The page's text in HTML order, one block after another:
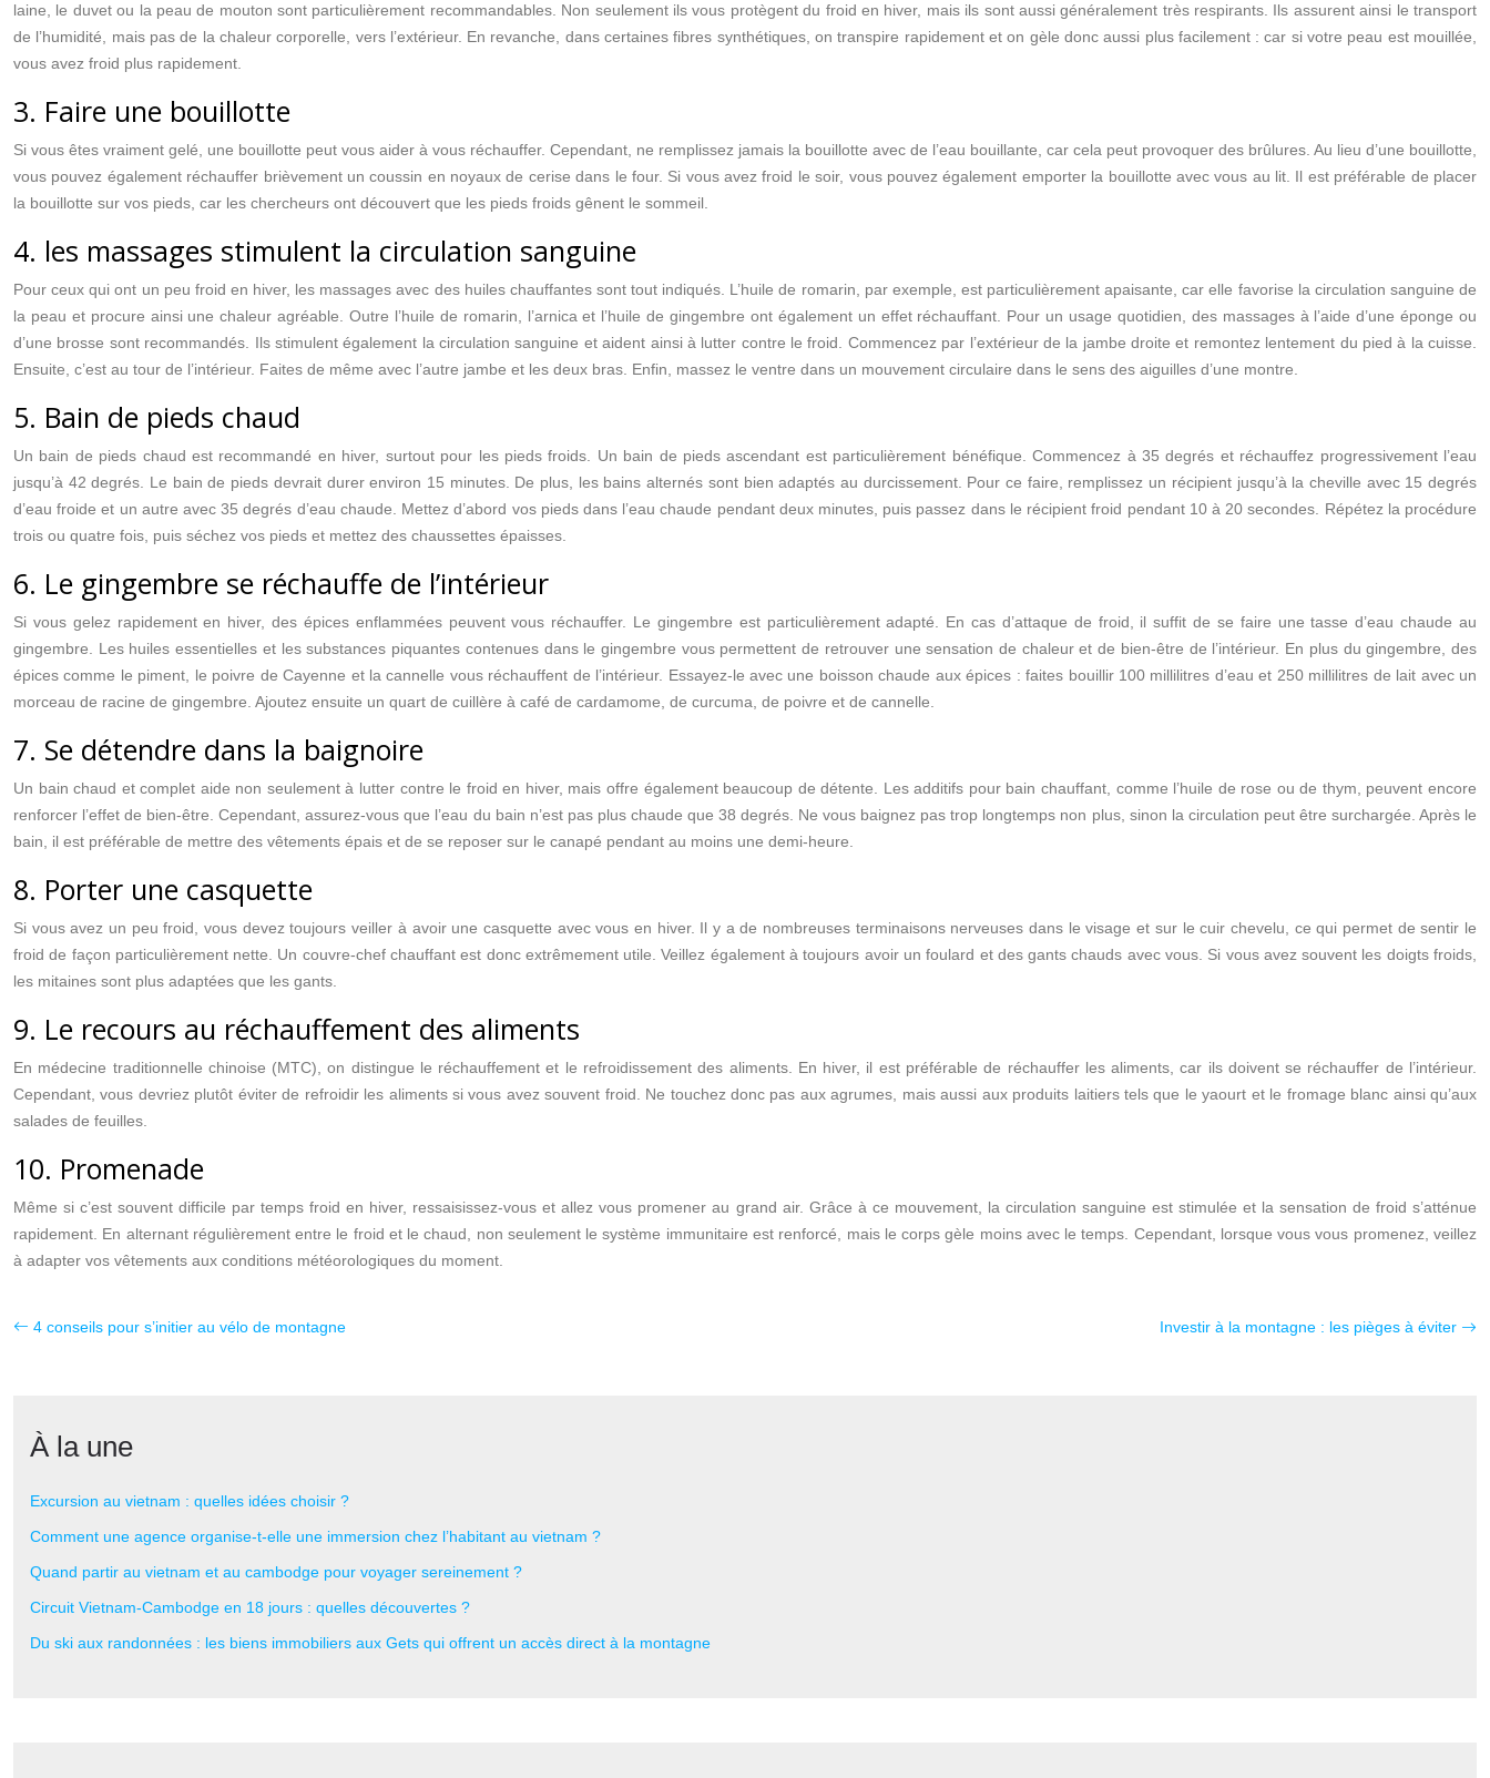
laine, le duvet ou la peau de mouton sont particulièrement recommandables. Non seulement ils vous protègent du froid en hiver, mais ils sont aussi généralement très respirants. Ils assurent ainsi le transport
de l’humidité, mais pas de la chaleur corporelle, vers l’extérieur. En revanche, dans certaines fibres synthétiques, on transpire rapidement et on gèle donc aussi plus facilement : car si votre peau est mouillée,
vous avez froid plus rapidement.
3. Faire une bouillotte
Si vous êtes vraiment gelé, une bouillotte peut vous aider à vous réchauffer. Cependant, ne remplissez jamais la bouillotte avec de l’eau bouillante, car cela peut provoquer des brûlures. Au lieu d’une bouillotte,
vous pouvez également réchauffer brièvement un coussin en noyaux de cerise dans le four. Si vous avez froid le soir, vous pouvez également emporter la bouillotte avec vous au lit. Il est préférable de placer
la bouillotte sur vos pieds, car les chercheurs ont découvert que les pieds froids gênent le sommeil.
4. les massages stimulent la circulation sanguine
Pour ceux qui ont un peu froid en hiver, les massages avec des huiles chauffantes sont tout indiqués. L’huile de romarin, par exemple, est particulièrement apaisante, car elle favorise la circulation sanguine de
la peau et procure ainsi une chaleur agréable. Outre l’huile de romarin, l’arnica et l’huile de gingembre ont également un effet réchauffant. Pour un usage quotidien, des massages à l’aide d’une éponge ou
d’une brosse sont recommandés. Ils stimulent également la circulation sanguine et aident ainsi à lutter contre le froid. Commencez par l’extérieur de la jambe droite et remontez lentement du pied à la cuisse.
Ensuite, c’est au tour de l’intérieur. Faites de même avec l’autre jambe et les deux bras. Enfin, massez le ventre dans un mouvement circulaire dans le sens des aiguilles d’une montre.
5. Bain de pieds chaud
Un bain de pieds chaud est recommandé en hiver, surtout pour les pieds froids. Un bain de pieds ascendant est particulièrement bénéfique. Commencez à 35 degrés et réchauffez progressivement l’eau
jusqu’à 42 degrés. Le bain de pieds devrait durer environ 15 minutes. De plus, les bains alternés sont bien adaptés au durcissement. Pour ce faire, remplissez un récipient jusqu’à la cheville avec 15 degrés
d’eau froide et un autre avec 35 degrés d’eau chaude. Mettez d’abord vos pieds dans l’eau chaude pendant deux minutes, puis passez dans le récipient froid pendant 10 à 20 secondes. Répétez la procédure
trois ou quatre fois, puis séchez vos pieds et mettez des chaussettes épaisses.
6. Le gingembre se réchauffe de l’intérieur
Si vous gelez rapidement en hiver, des épices enflammées peuvent vous réchauffer. Le gingembre est particulièrement adapté. En cas d’attaque de froid, il suffit de se faire une tasse d’eau chaude au
gingembre. Les huiles essentielles et les substances piquantes contenues dans le gingembre vous permettent de retrouver une sensation de chaleur et de bien-être de l’intérieur. En plus du gingembre, des
épices comme le piment, le poivre de Cayenne et la cannelle vous réchauffent de l’intérieur. Essayez-le avec une boisson chaude aux épices : faites bouillir 100 millilitres d’eau et 250 millilitres de lait avec un
morceau de racine de gingembre. Ajoutez ensuite un quart de cuillère à café de cardamome, de curcuma, de poivre et de cannelle.
7. Se détendre dans la baignoire
Un bain chaud et complet aide non seulement à lutter contre le froid en hiver, mais offre également beaucoup de détente. Les additifs pour bain chauffant, comme l’huile de rose ou de thym, peuvent encore
renforcer l’effet de bien-être. Cependant, assurez-vous que l’eau du bain n’est pas plus chaude que 38 degrés. Ne vous baignez pas trop longtemps non plus, sinon la circulation peut être surchargée. Après le
bain, il est préférable de mettre des vêtements épais et de se reposer sur le canapé pendant au moins une demi-heure.
8. Porter une casquette
Si vous avez un peu froid, vous devez toujours veiller à avoir une casquette avec vous en hiver. Il y a de nombreuses terminaisons nerveuses dans le visage et sur le cuir chevelu, ce qui permet de sentir le
froid de façon particulièrement nette. Un couvre-chef chauffant est donc extrêmement utile. Veillez également à toujours avoir un foulard et des gants chauds avec vous. Si vous avez souvent les doigts froids,
les mitaines sont plus adaptées que les gants.
9. Le recours au réchauffement des aliments
En médecine traditionnelle chinoise (MTC), on distingue le réchauffement et le refroidissement des aliments. En hiver, il est préférable de réchauffer les aliments, car ils doivent se réchauffer de l’intérieur.
Cependant, vous devriez plutôt éviter de refroidir les aliments si vous avez souvent froid. Ne touchez donc pas aux agrumes, mais aussi aux produits laitiers tels que le yaourt et le fromage blanc ainsi qu’aux
salades de feuilles.
10. Promenade
Même si c’est souvent difficile par temps froid en hiver, ressaisissez-vous et allez vous promener au grand air. Grâce à ce mouvement, la circulation sanguine est stimulée et la sensation de froid s’atténue
rapidement. En alternant régulièrement entre le froid et le chaud, non seulement le système immunitaire est renforcé, mais le corps gèle moins avec le temps. Cependant, lorsque vous vous promenez, veillez
à adapter vos vêtements aux conditions météorologiques du moment.
4 conseils pour s’initier au vélo de montagne Investir à la montagne : les pièges à éviter
À la une
Excursion au vietnam : quelles idées choisir ?
Comment une agence organise-t-elle une immersion chez l’habitant au vietnam ?
Quand partir au vietnam et au cambodge pour voyager sereinement ?
Circuit Vietnam-Cambodge en 18 jours : quelles découvertes ?
Du ski aux randonnées : les biens immobiliers aux Gets qui offrent un accès direct à la montagne